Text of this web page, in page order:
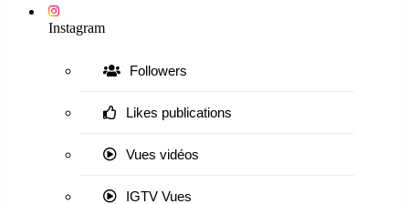
Instagram
Followers
Likes publications
Vues vidéos
IGTV Vues